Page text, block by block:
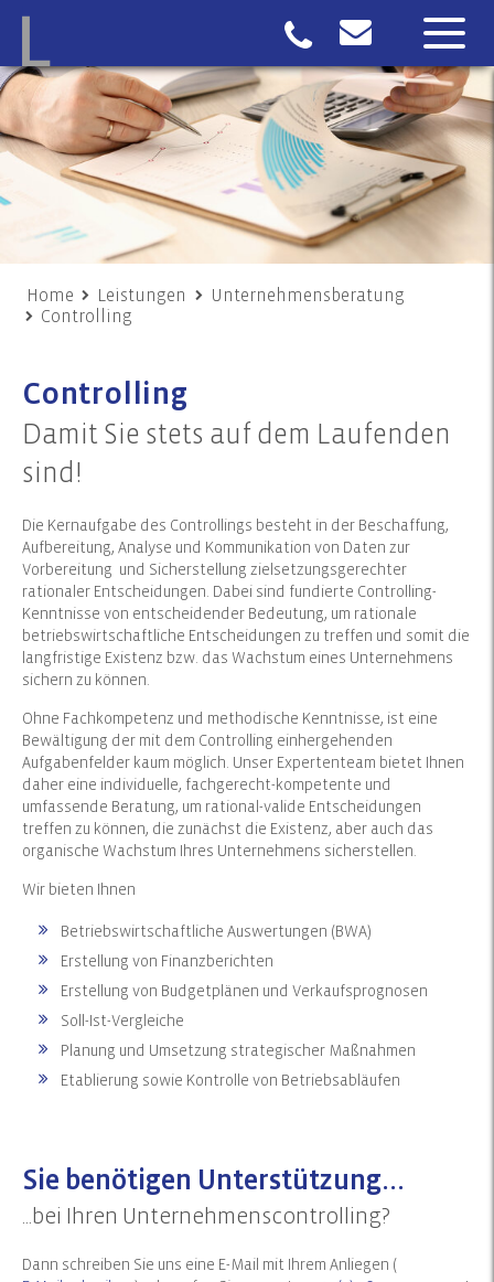
Home Leistungen
Unternehmensberatung
Controlling
Controlling
Damit Sie stets auf dem Laufenden
sind!
Die Kernaufgabe des Controllings besteht in der Beschaffung,
Aufbereitung, Analyse und Kommunikation von Daten zur
Vorbereitung und Sicherstellung zielsetzungsgerechter
rationaler Entscheidungen. Dabei sind fundierte Controlling-
Kenntnisse von entscheidender Bedeutung, um rationale
betriebswirtschaftliche Entscheidungen zu treffen und somit die
langfristige Existenz bzw. das Wachstum eines Unternehmens
sichern zu können.
Ohne Fachkompetenz und methodische Kenntnisse, ist eine
Bewältigung der mit dem Controlling einhergehenden
Aufgabenfelder kaum möglich. Unser Expertenteam bietet Ihnen
daher eine individuelle, fachgerecht-kompetente und
umfassende Beratung, um rational-valide Entscheidungen
treffen zu können, die zunächst die Existenz, aber auch das
organische Wachstum Ihres Unternehmens sicherstellen.
Wir bieten Ihnen
Betriebswirtschaftliche Auswertungen (BWA)
Erstellung von Finanzberichten
Erstellung von Budgetplänen und Verkaufsprognosen
Soll-Ist-Vergleiche
Planung und Umsetzung strategischer Maßnahmen
Etablierung sowie Kontrolle von Betriebsabläufen
Sie benötigen Unterstützung...
...bei Ihren Unternehmenscontrolling?
Dann schreiben Sie uns eine E-Mail mit Ihrem Anliegen (